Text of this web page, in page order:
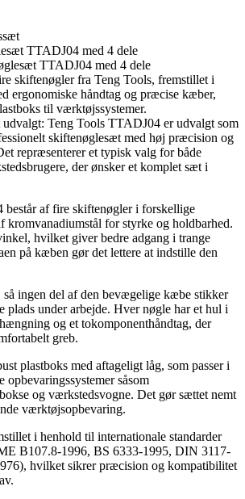
TTADJ04 med 4 dele
skiftenøgler fra Teng Tools, fremstillet i
ergonomiske håndtag og præcise kæber,
til værktøjssystemer.
Teng Tools TTADJ04 er udvalgt som
skiftenøglesæt med høj præcision og
repræsenterer et typisk valg for både
der ønsker et komplet sæt i
består af fire skiftenøgler i forskellige
kromvanadiumstål for styrke og holdbarhed.
hvilket giver bedre adgang i trange
på kæben gør det lettere at indstille den
så ingen del af den bevægelige kæbe stikker
plads under arbejde. Hver nøgle har et hul i
og et tokomponenthåndtag, der
greb.
plastboks med aftageligt låg, som passer i
opbevaringssystemer såsom
og værkstedsvogne. Det gør sættet nemt
værktøjsopbevaring.
i henhold til internationale standarder
B107.8-1996, BS 6333-1995, DIN 3117-
hvilket sikrer præcision og kompatibilitet